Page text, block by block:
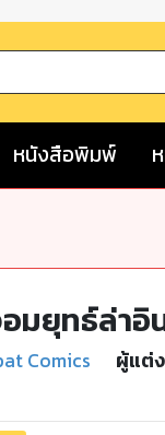
หนังสือพิมพ์
มยุทธ์ล่าอิ
Comics ผู้แต่